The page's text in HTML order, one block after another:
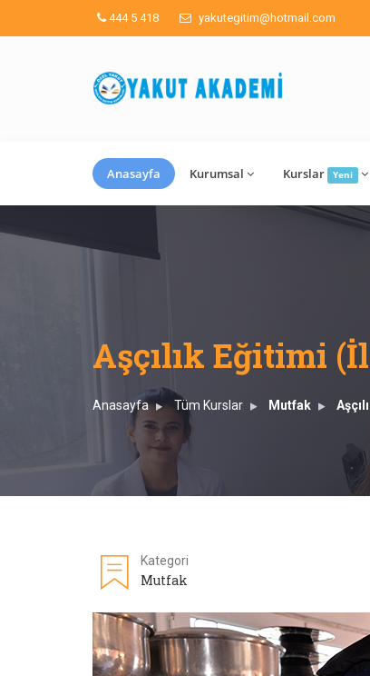
444 5 418 yakutegitim@hotmail.com
Anasayfa Kurumsal Kurslar Yeni
Aşçılık Eğitimi
Anasayfa Tüm Kurslar Mutfak
Kategori
Mutfak